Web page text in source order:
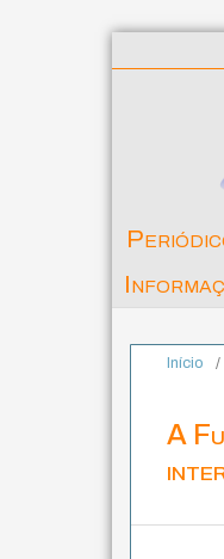
Início /
A